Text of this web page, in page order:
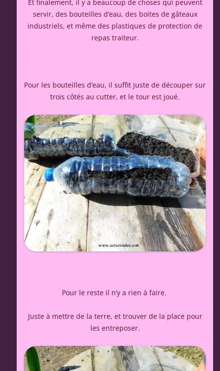
Et finalement, il y a beaucoup de choses qui peuvent
servir, des bouteilles d’eau, des boites de gâteaux
industriels, et même des plastiques de protection de
repas traiteur.
Pour les bouteilles d’eau, il suffit juste de découper sur
trois côtés au cutter, et le tour est joué.
Pour le reste il n’y a rien à faire.
Juste à mettre de la terre, et trouver de la place pour
les entreposer.